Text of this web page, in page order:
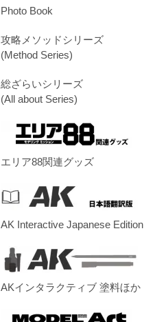
Photo Book
攻略メソッドシリーズ
(Method Series)
総ざらいシリーズ
(All about Series)
エリア88関連グッズ
AK Interactive Japanese Edition
AKインタラクティブ 塗料ほか